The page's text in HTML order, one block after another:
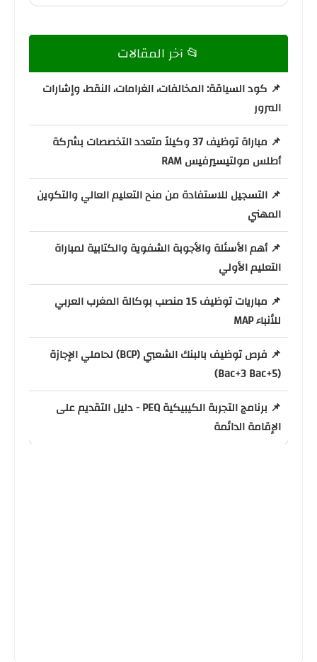
📂 آخر المقالات
📌 كود السياقة: المخالفات، الغرامات، النقط، وإشارات
المرور
📌 مباراة توظيف 37 وكيلاً متعدد التخصصات بشركة
أطلس مولتيسيرفيس RAM
📌 التسجيل للاستفادة من منح التعليم العالي والتكوين
المهني
📌 أهم الأسئلة والأجوبة الشفوية والكتابية لمباراة
التعليم الأولي
📌 مباريات توظيف 15 منصب بوكالة المغرب العربي
للأنباء MAP
📌 فرص توظيف بالبنك الشعبي (BCP) لحاملي الإجازة
(Bac+3 Bac+5)
📌 برنامج التجربة الكيبيكية PEQ - دليل التقديم على
الإقامة الدائمة